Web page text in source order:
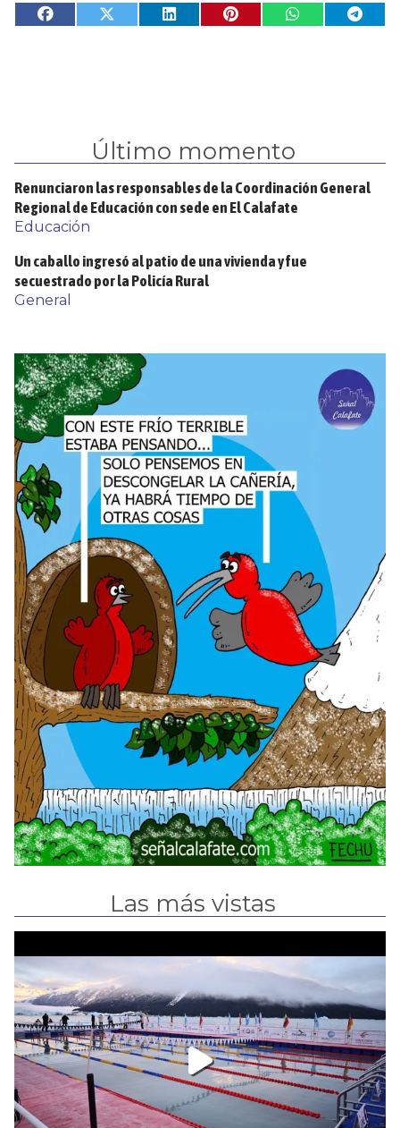
Último momento
Renunciaron las responsables de la Coordinación General
Regional de Educación con sede en El Calafate
Educación
Un caballo ingresó al patio de una vivienda y fue
secuestrado por la Policía Rural
General
Las más vistas